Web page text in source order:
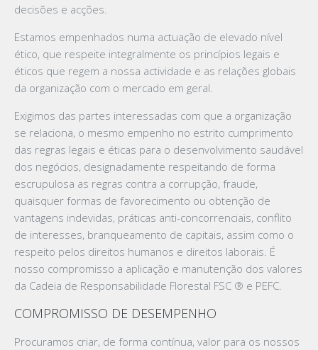
decisões e acções.
Estamos empenhados numa actuação de elevado nível
ético, que respeite integralmente os princípios legais e
éticos que regem a nossa actividade e as relações globais
da organização com o mercado em geral.
Exigimos das partes interessadas com que a organização
se relaciona, o mesmo empenho no estrito cumprimento
das regras legais e éticas para o desenvolvimento saudável
dos negócios, designadamente respeitando de forma
escrupulosa as regras contra a corrupção, fraude,
quaisquer formas de favorecimento ou obtenção de
vantagens indevidas, práticas anti-concorrenciais, conflito
de interesses, branqueamento de capitais, assim como o
respeito pelos direitos humanos e direitos laborais. É
nosso compromisso a aplicação e manutenção dos valores
da Cadeia de Responsabilidade Florestal FSC ® e PEFC.
COMPROMISSO DE DESEMPENHO
Procuramos criar, de forma contínua, valor para os nossos